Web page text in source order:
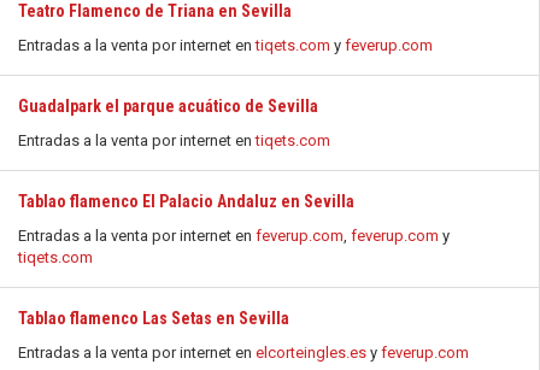
Teatro Flamenco de Triana en Sevilla
Entradas a la venta por internet entiqets.com y feverup.com
Guadalpark el parque acuático de Sevilla
Entradas a la venta por internet entiqets.com
Tablao flamenco El Palacio Andaluz en Sevilla
Entradas a la venta por internet en feverup.com, feverup.com y
tiqets.com
Tablao flamenco Las Setas en Sevilla
Entradas a la venta por internet en elcorteingles.es y feverup.com